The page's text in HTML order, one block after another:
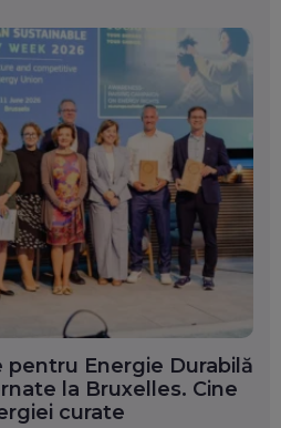
pentru Energie Durabilă
la Bruxelles. Cine
curate